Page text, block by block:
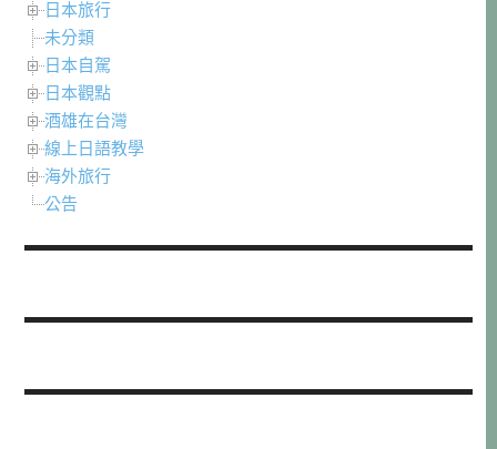
日本旅行
未分類
日本自駕
日本觀點
酒雄在台灣
線上日語教學
海外旅行
公告